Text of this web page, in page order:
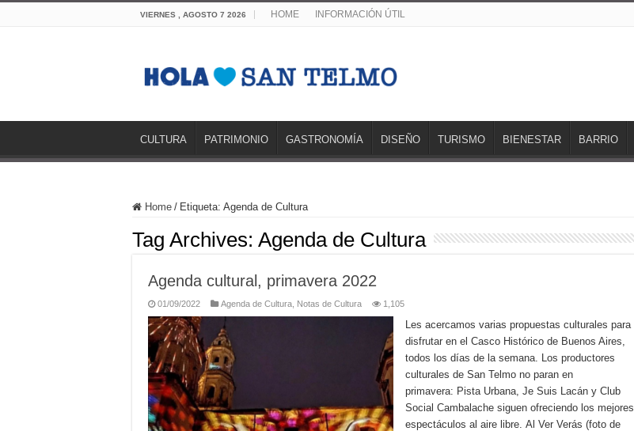
VIERNES , AGOSTO 7 2026 HOME INFORMACIÓN ÚTIL
CULTURA PATRIMONIO GASTRONOMÍA DISEÑO TURISMO BIENESTAR BARRIO
Home / Etiqueta: Agenda de Cultura
Tag Archives: Agenda de Cultura
Agenda cultural, primavera 2022
01/09/2022 Agenda de Cultura Notas de Cultura 1,105
Les acercamos varias propuestas culturales para
disfrutar en el Casco Histórico de Buenos Aires,
todos los días de la semana. Los productores
culturales de San Telmo no paran en
primavera: Pista Urbana, Je Suis Lacán y Club
Social Cambalache siguen ofreciendo los mejores
espectáculos al aire libre. Al Ver Verás (foto de